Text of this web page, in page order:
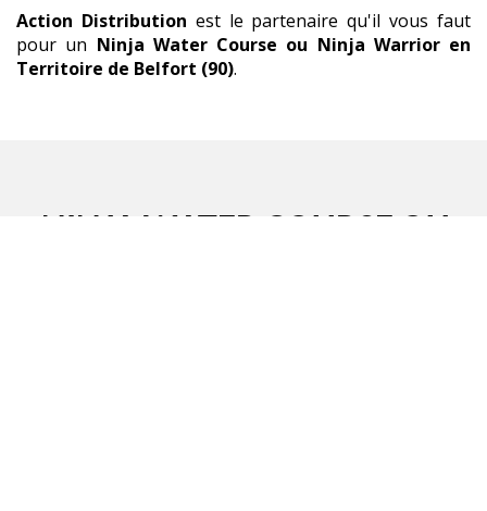
Action Distribution est le partenaire qu'il vous faut
pour un Ninja Water Course ou Ninja Warrior en
Territoire de Belfort (90).
NINJA WATER COURSE OU